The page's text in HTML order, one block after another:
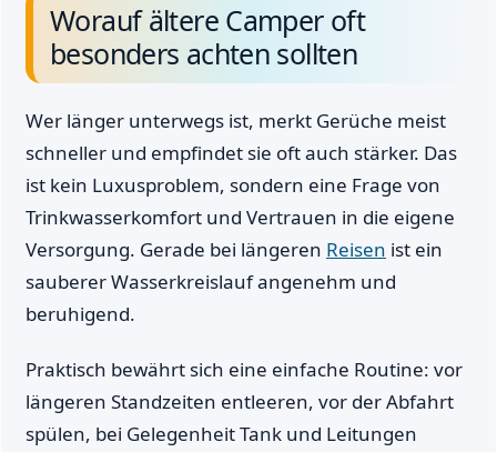
Worauf ältere Camper oft
besonders achten sollten
Wer länger unterwegs ist, merkt Gerüche meist
schneller und empfindet sie oft auch stärker. Das
ist kein Luxusproblem, sondern eine Frage von
Trinkwasserkomfort und Vertrauen in die eigene
Versorgung. Gerade bei längeren Reisen ist ein
sauberer Wasserkreislauf angenehm und
beruhigend.
Praktisch bewährt sich eine einfache Routine: vor
längeren Standzeiten entleeren, vor der Abfahrt
spülen, bei Gelegenheit Tank und Leitungen